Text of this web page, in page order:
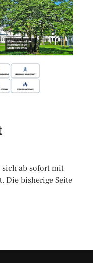
sich ab sofort mit
Die bisherige Seite